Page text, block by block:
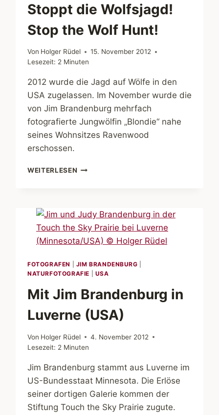
Stoppt die Wolfsjagd!
Stop the Wolf Hunt!
Von Holger Rüdel
15. November 2012
Lesezeit: 2 Minuten
2012 wurde die Jagd auf Wölfe in den
USA zugelassen. Im November wurde die
von Jim Brandenburg mehrfach
fotografierte Jungwölfin „Blondie“ nahe
seines Wohnsitzes Ravenwood
erschossen.
WEITERLESEN STOPPT
THE
WOLF
HUNT!
FOTOGRAFEN JIM BRANDENBURG
NATURFOTOGRAFIE
USA
Mit Jim Brandenburg in
Luverne (USA)
Von Holger Rüdel
4. November 2012
Lesezeit: 2 Minuten
Jim Brandenburg stammt aus Luverne im
US-Bundesstaat Minnesota. Die Erlöse
seiner dortigen Galerie kommen der
Stiftung Touch the Sky Prairie zugute.